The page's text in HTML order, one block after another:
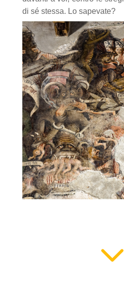
di sé stessa. Lo sapevate?
3